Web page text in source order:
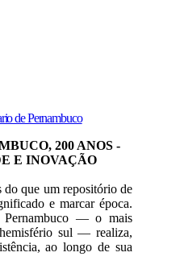
de Pernambuco
200 ANOS -
E INOVAÇÃO
do que um repositório de
e marcar época.
— o mais
sul — realiza,
ao longo de sua